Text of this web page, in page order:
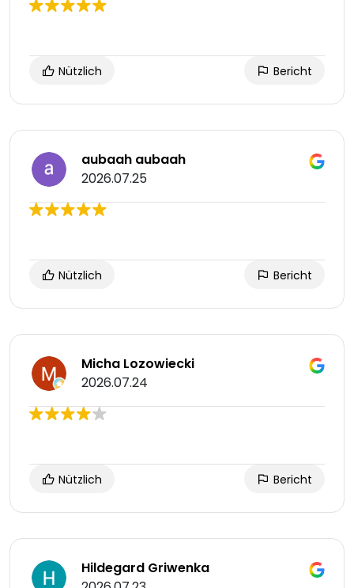
Nützlich Bericht
aubaah aubaah
2026.07.25
Nützlich Bericht
Micha Lozowiecki
2026.07.24
Nützlich Bericht
Hildegard Griwenka